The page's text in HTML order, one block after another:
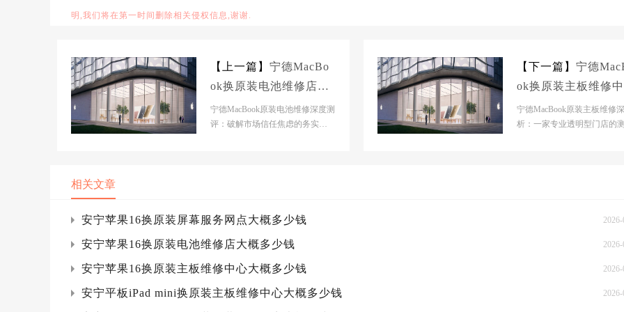
明,我们将在第一时间删除相关侵权信息,谢谢.
【上一篇】 宁德MacBo
ok换原装电池维修店大
概多少钱
宁德MacBook原装电池维修深度测
评：破解市场信任焦虑的务实之
【下一篇】 宁德
ok换原装主板维修
大概多少钱
宁德MacBook原装主板维修
析：一家专业透明型门店的
相关文章
安宁苹果16换原装屏幕服务网点大概多少钱 2026-
安宁苹果16换原装电池维修店大概多少钱 2026-
安宁苹果16换原装主板维修中心大概多少钱 2026-
安宁平板iPad mini换原装主板维修中心大概多少钱 2026-